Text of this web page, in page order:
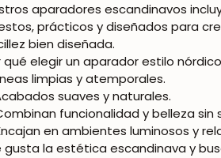
aparadores escandinavos
prácticos y diseñados para
bien diseñada.
qué elegir un aparador estilo
limpias y atemporales.
suaves y naturales.
funcionalidad y belleza sin
en ambientes luminosos y
gusta la estética escandinava y